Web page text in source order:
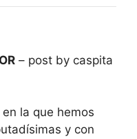
– post by caspita
la que hemos
y con